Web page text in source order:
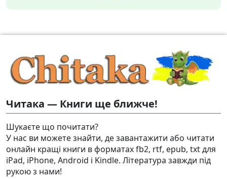
Читака — Книги ще ближче!
Шукаєте що почитати?
У нас ви можете знайти, де завантажити або читати
онлайн кращі книги в форматах fb2, rtf, epub, txt для
iPad, iPhone, Android і Kindle. Література завжди під
рукою з нами!